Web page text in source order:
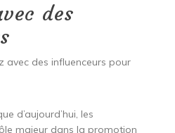
des
avec des influenceurs pour
d’aujourd’hui, les
majeur dans la promotion